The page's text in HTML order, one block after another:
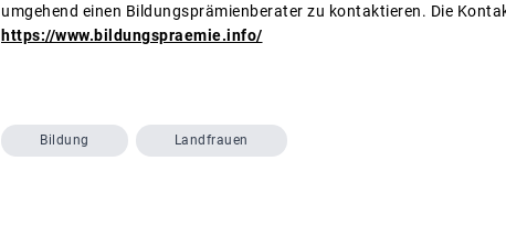
umgehend einen Bildungsprämienberater zu kontaktieren. Die
https://www.bildungspraemie.info/
Bildung Landfrauen